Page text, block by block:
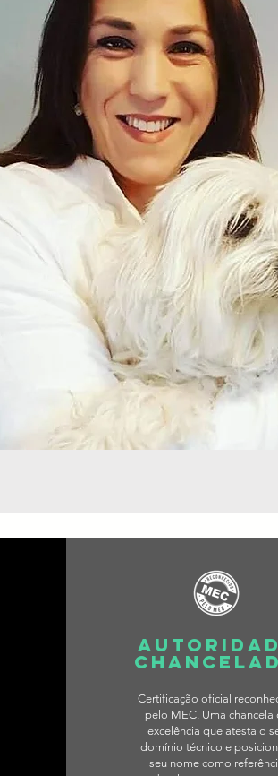
Certificação oficial
pelo MEC. Uma chancela
excelência que atesta o
domínio técnico e
seu nome como